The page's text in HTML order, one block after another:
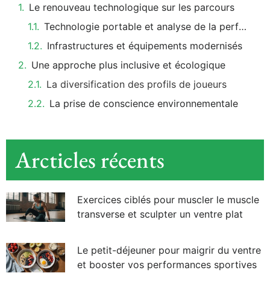
Le renouveau technologique sur les parcours
Technologie portable et analyse de la performance
Infrastructures et équipements modernisés
Une approche plus inclusive et écologique
La diversification des profils de joueurs
La prise de conscience environnementale
Arcticles récents
Exercices ciblés pour muscler le muscle
transverse et sculpter un ventre plat
Le petit-déjeuner pour maigrir du ventre
et booster vos performances sportives